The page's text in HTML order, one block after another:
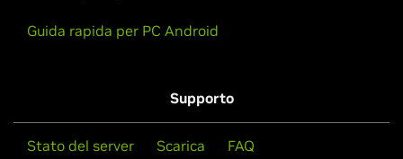
Guida rapida per PC Android
Supporto
Stato del server Scarica FAQ